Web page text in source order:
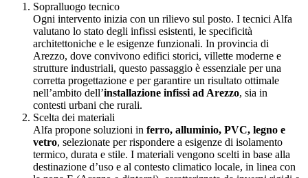
Sopralluogo tecnico
Ogni intervento inizia con un rilievo sul posto. I tecnici Alfa
valutano lo stato degli infissi esistenti, le specificità
architettoniche e le esigenze funzionali. In provincia di
Arezzo, dove convivono edifici storici, villette moderne e
strutture industriali, questo passaggio è essenziale per una
corretta progettazione e per garantire un risultato ottimale
nell’ambito dell’installazione infissi ad Arezzo, sia in
contesti urbani che rurali.
Scelta dei materiali
Alfa propone soluzioni in ferro, alluminio, PVC, legno e
vetro, selezionate per rispondere a esigenze di isolamento
termico, durata e stile. I materiali vengono scelti in base alla
destinazione d’uso e al contesto climatico locale, in linea con